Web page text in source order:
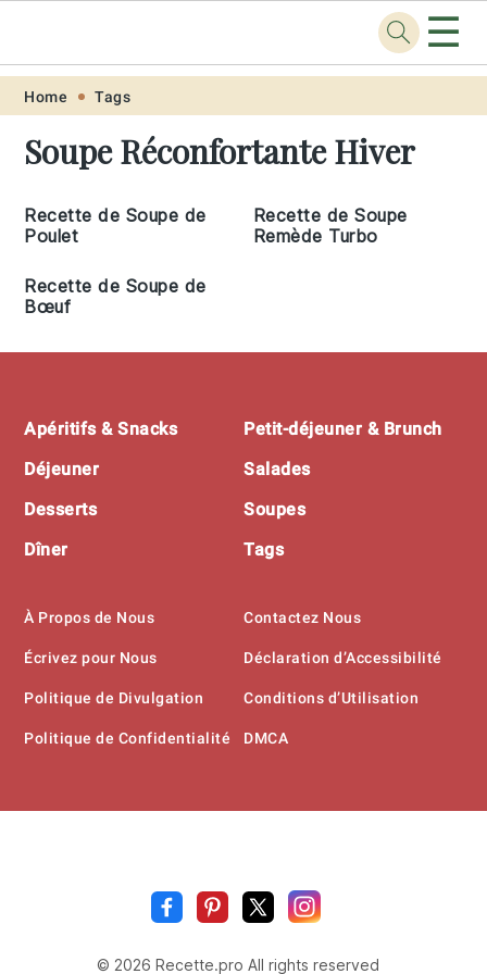
Skip
primary
Skip
main
Skip
primary
Skip
footer
Recette.pro ☰
Home Tags
Soupe Réconfortante Hiver
Recette de Soupe de
Poulet
Recette de Soupe
Remède Turbo
Recette de Soupe de
Bœuf
Footer
Apéritifs & Snacks
Déjeuner
Desserts
Dîner
Petit-déjeuner & Brunch
Salades
Soupes
Tags
À Propos de Nous
Écrivez pour Nous
Politique de Divulgation
Politique de Confidentialité
Contactez Nous
Déclaration d’Accessibilité
Conditions d’Utilisation
DMCA
Recette
© 2026 Recette.pro All rights reserved